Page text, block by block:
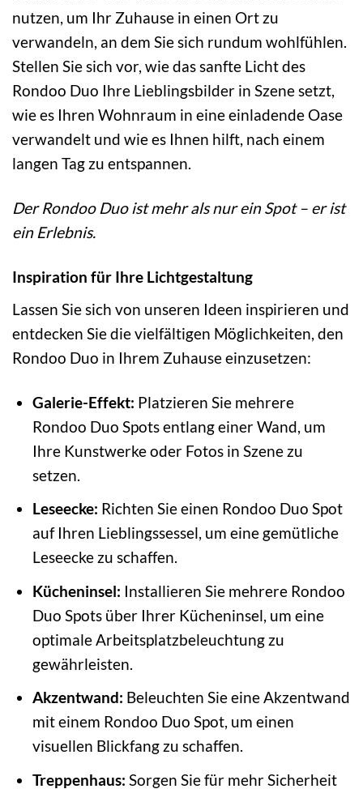
nutzen, um Ihr Zuhause in einen Ort zu
verwandeln, an dem Sie sich rundum wohlfühlen.
Stellen Sie sich vor, wie das sanfte Licht des
Rondoo Duo Ihre Lieblingsbilder in Szene setzt,
wie es Ihren Wohnraum in eine einladende Oase
verwandelt und wie es Ihnen hilft, nach einem
langen Tag zu entspannen.
Der Rondoo Duo ist mehr als nur ein Spot – er ist
ein Erlebnis.
Inspiration für Ihre Lichtgestaltung
Lassen Sie sich von unseren Ideen inspirieren und
entdecken Sie die vielfältigen Möglichkeiten, den
Rondoo Duo in Ihrem Zuhause einzusetzen:
Galerie-Effekt: Platzieren Sie mehrere
Rondoo Duo Spots entlang einer Wand, um
Ihre Kunstwerke oder Fotos in Szene zu
setzen.
Leseecke: Richten Sie einen Rondoo Duo Spot
auf Ihren Lieblingssessel, um eine gemütliche
Leseecke zu schaffen.
Kücheninsel: Installieren Sie mehrere Rondoo
Duo Spots über Ihrer Kücheninsel, um eine
optimale Arbeitsplatzbeleuchtung zu
gewährleisten.
Akzentwand: Beleuchten Sie eine Akzentwand
mit einem Rondoo Duo Spot, um einen
visuellen Blickfang zu schaffen.
Treppenhaus: Sorgen Sie für mehr Sicherheit